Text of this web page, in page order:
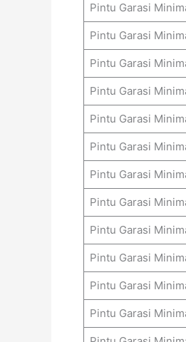
Pintu Garasi
Pintu Garasi
Pintu Garasi
Pintu Garasi
Pintu Garasi
Pintu Garasi
Pintu Garasi
Pintu Garasi
Pintu Garasi
Pintu Garasi
Pintu Garasi
Pintu Garasi